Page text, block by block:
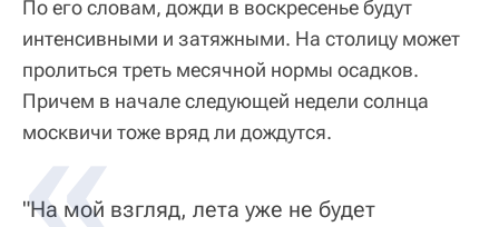
По его словам, дожди в воскресенье будут
интенсивными и затяжными. На столицу может
пролиться треть месячной нормы осадков.
Причем в начале следующей недели солнца
москвичи тоже вряд ли дождутся.
"На мой взгляд, лета уже не будет